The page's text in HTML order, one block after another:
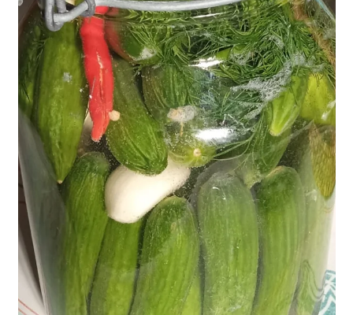
דורית דן
6 ביוני 2021
זמן קריאה 6 דקות
תזונה בריאה עם מזווה בריא
איזון - מה זה לחיות באיזון
מה קורה לנו כשאנחנו מרגישים שהחיים שלנו לא ב"איזון"? איך זה
התחיל? נפגשנו בפרלמנט של יונית צוק , בלוגריות מעולמות תוכן שונים
כדי לדבר על אלמנט משותף. שלי נינבורג , יועצת ארגונית ומאמנת מנהלים